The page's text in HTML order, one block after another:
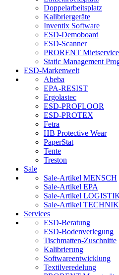
Doppelarbeitsplatz
Kalibriergeräte
Inventix Software
ESD-Demoboard
ESD-Scanner
PRORENT Mietservice
Static Management
ESD-Markenwelt
Abeba
EPA-RESIST
Ergolastec
ESD-PROFLOOR
ESD-PROTEX
Fetra
HB Protective Wear
PaperStat
Tente
Treston
Sale
Sale-Artikel MENSCH
Sale-Artikel EPA
Sale-Artikel
Sale-Artikel TECHNIK
Services
ESD-Beratung
ESD-Bodenverlegung
Tischmatten-Zuschnitte
Kalibrierung
Softwareentwicklung
Textilveredelung